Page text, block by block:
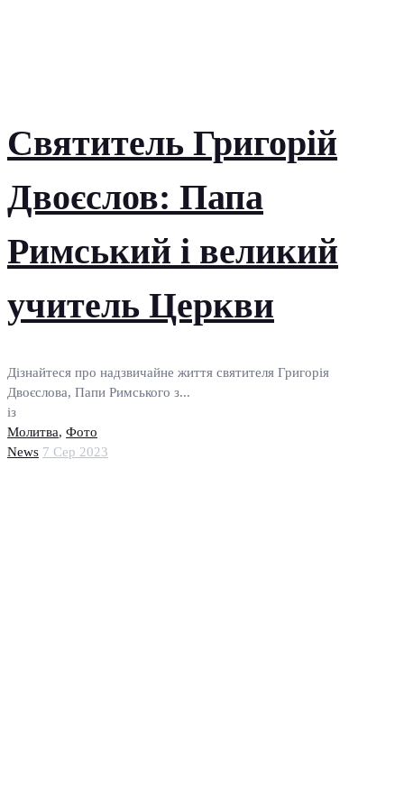
Святитель Григорій
Двоєслов: Папа
Римський і великий
учитель Церкви
Дізнайтеся про надзвичайне життя святителя Григорія
Двоєслова, Папи Римського з...
із
Молитва, Фото
News 7 Сер 2023